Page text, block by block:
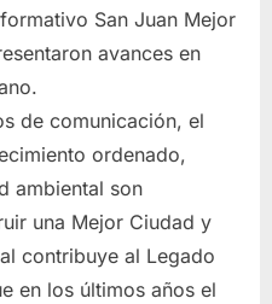
San Juan Mejor
avances en
de comunicación, el
ordenado,
ambiental son
una Mejor Ciudad y
contribuye al Legado
en los últimos años el